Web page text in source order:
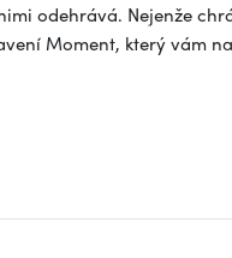
odehrává. Nejenže
Moment, který vám